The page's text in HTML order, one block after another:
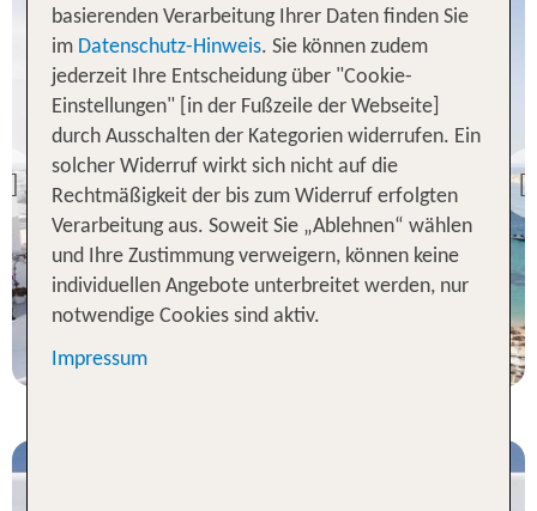
Previous
Mykonos Stadt
Mykonos Blu – A Grecotel
Resort to Live
99 % Weiterempfehlung
7 Nächte, ÜF, Bu
1741 €
basierenden Verarbeitung Ihrer Daten finden Sie
im Datenschutz-Hinweis. Sie können zudem
jederzeit Ihre Entscheidung über "Cookie-
Einstellungen" [in der Fußzeile der Webseite]
durch Ausschalten der Kategorien widerrufen. Ein
solcher Widerruf wirkt sich nicht auf die
Rechtmäßigkeit der bis zum Widerruf erfolgten
Verarbeitung aus. Soweit Sie „Ablehnen“ wählen
und Ihre Zustimmung verweigern, können keine
individuellen Angebote unterbreitet werden, nur
notwendige Cookies sind aktiv.
Impressum